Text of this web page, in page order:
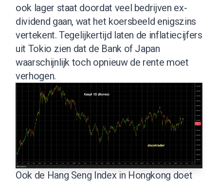
ook lager staat doordat veel bedrijven ex-
dividend gaan, wat het koersbeeld enigszins
vertekent. Tegelijkertijd laten de inflatiecijfers
uit Tokio zien dat de Bank of Japan
waarschijnlijk toch opnieuw de rente moet
verhogen.
Ook de Hang Seng Index in Hongkong doet